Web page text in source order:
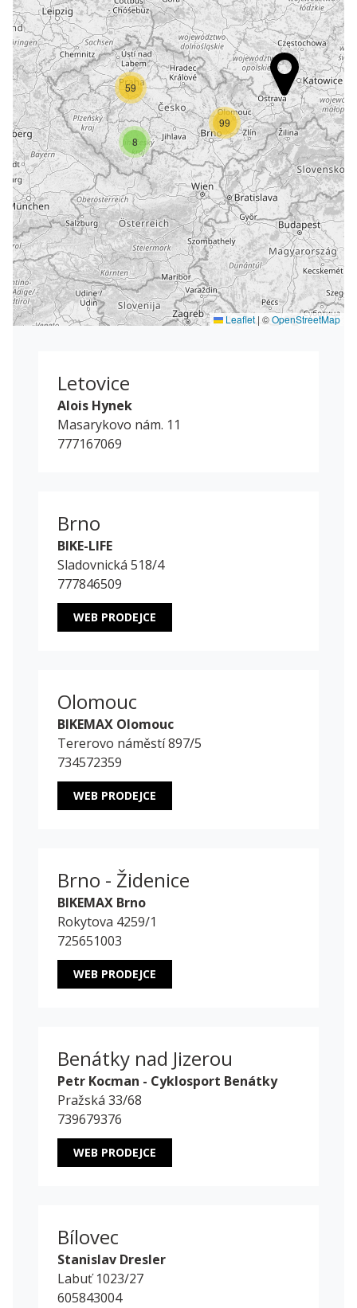
8
59
99
Leaflet | ©OpenStreetMap
Letovice
Alois Hynek
Masarykovo nám. 11
777167069
Brno
BIKE-LIFE
Sladovnická 518/4
777846509
WEB PRODEJCE
Olomouc
BIKEMAX Olomouc
Tererovo náměstí 897/5
734572359
WEB PRODEJCE
Brno - Židenice
BIKEMAX Brno
Rokytova 4259/1
725651003
WEB PRODEJCE
Benátky nad Jizerou
Petr Kocman - Cyklosport Benátky
Pražská 33/68
739679376
WEB PRODEJCE
Bílovec
Stanislav Dresler
Labuť 1023/27
605843004